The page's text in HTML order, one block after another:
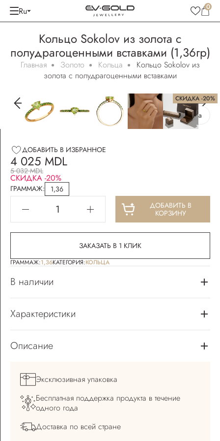
Ru 0
Кольцо Sokolov из золота с
полудрагоценными вставками (1,36гр)
Главная Золото Кольца
Кольцо Sokolov из
золота с полудрагоценными вставками
СКИДКА -20%
Бесплатная упаковка
ДОБАВИТЬ В ИЗБРАННОЕ
4 025 MDL
5 032 MDL
СКИДКА -20%
ГРАММАЖ:
1,36
ДОБАВИТЬ В
КОРЗИНУ
ЗАКАЗАТЬ В 1 КЛИК
ГРАММАЖ:1,36КАТЕГОРИЯ:КОЛЬЦА
В наличии
Характеристики
Описание
Эксклюзивная упаковка
Бесплатная поддержка продукта в течение
одного года
Доставка по всей стране